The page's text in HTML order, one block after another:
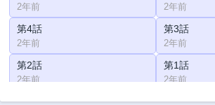
2年前 2年前
第4話
2年前
第3話
2年前
第2話
2年前
第1話
2年前